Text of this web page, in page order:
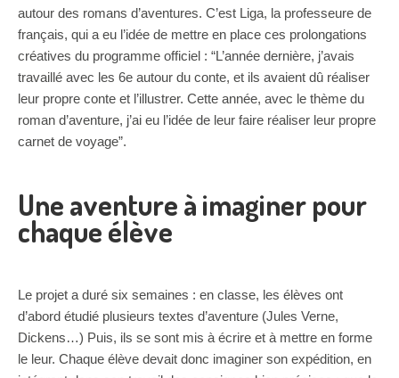
autour des romans d’aventures. C’est Liga, la professeure de
français, qui a eu l’idée de mettre en place ces prolongations
créatives du programme officiel : “L’année dernière, j’avais
travaillé avec les 6e autour du conte, et ils avaient dû réaliser
leur propre conte et l’illustrer. Cette année, avec le thème du
roman d’aventure, j’ai eu l’idée de leur faire réaliser leur propre
carnet de voyage”.
Une aventure à imaginer pour
chaque élève
Le projet a duré six semaines : en classe, les élèves ont
d’abord étudié plusieurs textes d’aventure (Jules Verne,
Dickens…) Puis, ils se sont mis à écrire et à mettre en forme
le leur. Chaque élève devait donc imaginer son expédition, en